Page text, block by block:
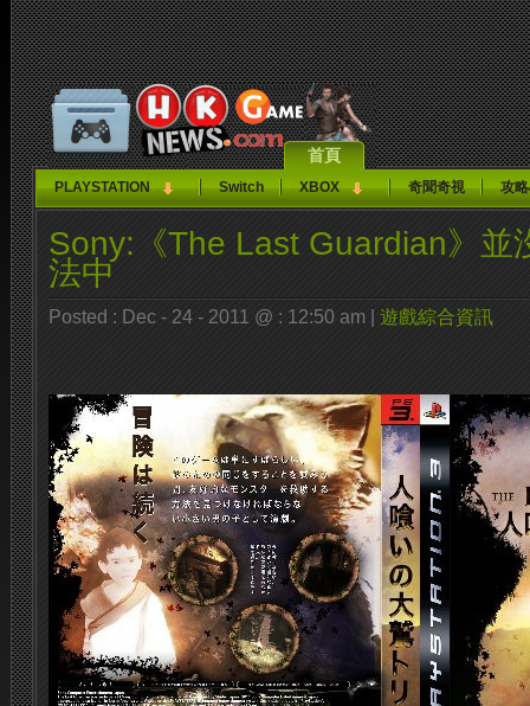
首頁
PLAYSTATION Switch XBOX 奇聞奇視 攻
Sony:《The Last Guardian》並
法中
Posted : Dec - 24 - 2011 @ : 12:50 am | 遊戲綜合資訊